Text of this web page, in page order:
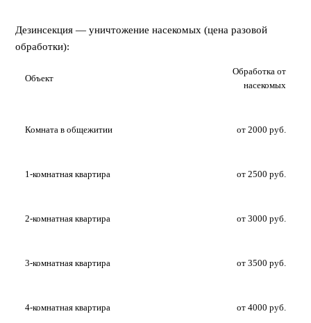
Дезинсекция — уничтожение насекомых (цена разовой
обработки):
Объект
Обработка от
насекомых
Комната в общежитии от 2000 руб.
1-комнатная квартира от 2500 руб.
2-комнатная квартира от 3000 руб.
3-комнатная квартира от 3500 руб.
4-комнатная квартира от 4000 руб.